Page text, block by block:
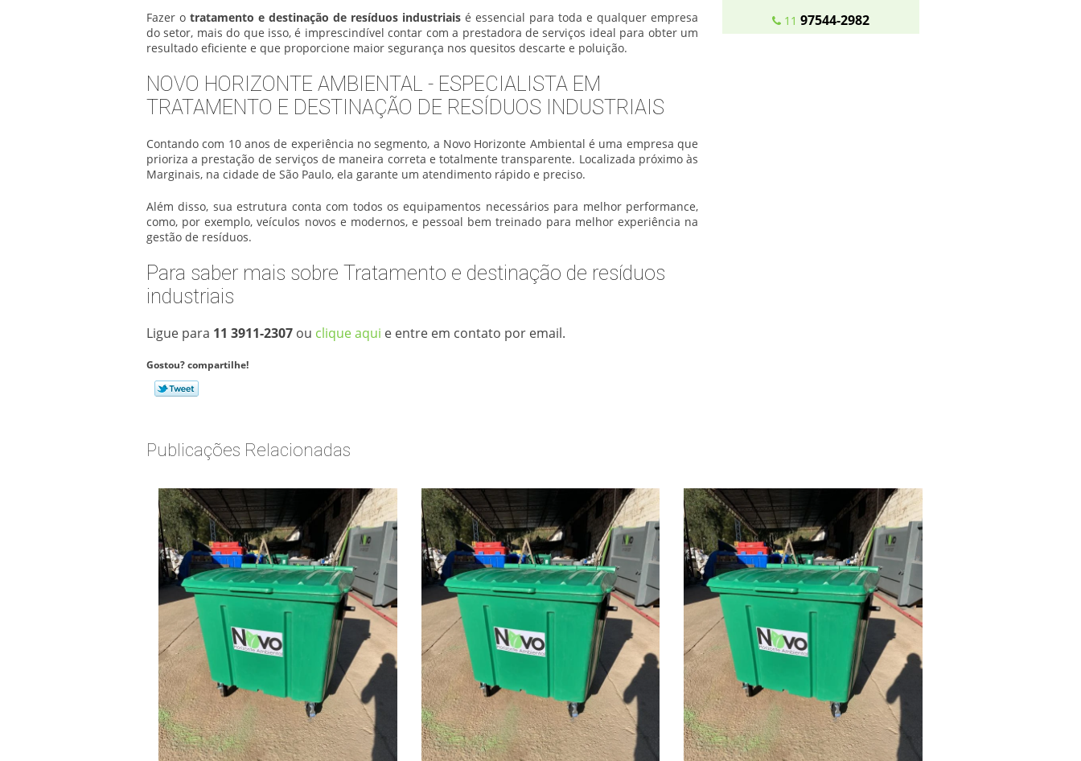
Fazer o tratamento e destinação de resíduos industriais é essencial para toda e qualquer empresa
do setor, mais do que isso, é imprescindível contar com a prestadora de serviços ideal para obter um
resultado eficiente e que proporcione maior segurança nos quesitos descarte e poluição.
NOVO HORIZONTE AMBIENTAL - ESPECIALISTA EM
TRATAMENTO E DESTINAÇÃO DE RESÍDUOS INDUSTRIAIS
Contando com 10 anos de experiência no segmento, a Novo Horizonte Ambiental é uma empresa que
prioriza a prestação de serviços de maneira correta e totalmente transparente. Localizada próximo às
Marginais, na cidade de São Paulo, ela garante um atendimento rápido e preciso.
Além disso, sua estrutura conta com todos os equipamentos necessários para melhor performance,
como, por exemplo, veículos novos e modernos, e pessoal bem treinado para melhor experiência na
gestão de resíduos.
Para saber mais sobre Tratamento e destinação de resíduos
industriais
Ligue para 11 3911-2307 ou clique aqui e entre em contato por email.
Gostou? compartilhe!
DESTINAÇÃO DE RESÍDUOS
DESTINAÇÃO DE RESÍDUOS
ELETRÔNICOS
DESTINAÇÃO DE RESÍDUOS INDUSTRIAIS
DESTINAÇÃO DE RESÍDUOS ORGÂNICOS
DESTINAÇÃO DE RESÍDUOS PERIGOSOS
DESTINAÇÃO DE RESIDUOS QUIMICOS
DESTINAÇÃO FINAL DE RESÍDUOS
PERIGOSOS
DESTINAÇÃO FINAL DE RESÍDUOS
SÓLIDOS
DESTINAÇÃO FINAL DE RESÍDUOS
11 97544-2982
Publicações Relacionadas